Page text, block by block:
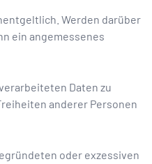
Werden darüber
ein angemessenes
Daten zu
anderer Personen
oder exzessiven